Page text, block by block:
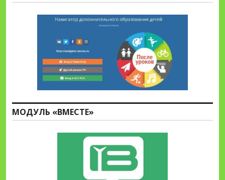
МОДУЛЬ «ВМЕСТЕ»